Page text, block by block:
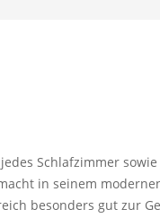
Schlafzimmer
in seinem
besonders gut zur